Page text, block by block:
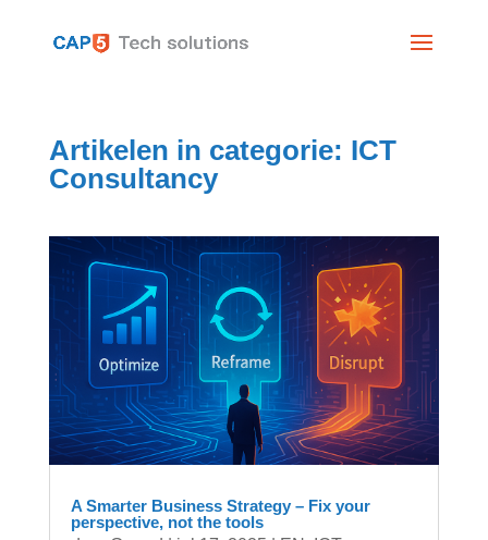
Artikelen in categorie: ICT
Consultancy
A Smarter Business Strategy – Fix your
perspective, not the tools